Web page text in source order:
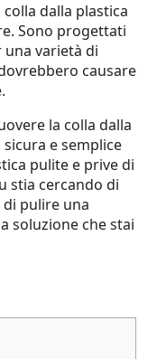
dalla plastica
Sono progettati
una varietà di
causare
la colla dalla
sicura e semplice
pulite e prive di
stia cercando di
pulire una
soluzione che stai